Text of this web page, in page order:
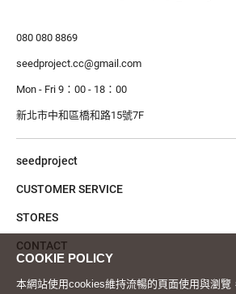
本網站使用cookies維持流暢的頁面使用與瀏
080 080 8869
seedproject.cc@gmail.com
Mon - Fri 9：00 - 18：00
新北市中和區橋和路15號7F
seedproject
CUSTOMER SERVICE
STORES
CONTACT